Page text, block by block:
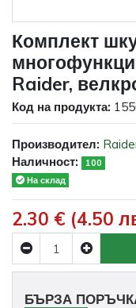
Комплект
Raider,
Код на продукта:
Производител:
Наличност:
100
На склад
2.30 € (4.50
БЪРЗА